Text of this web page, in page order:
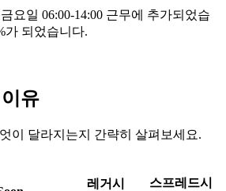
요일 06:00-14:00 근무에 추가되었습
가 되었습니다.
유
이 달라지는지 간략히 살펴보세요.
레거시 스프레드시